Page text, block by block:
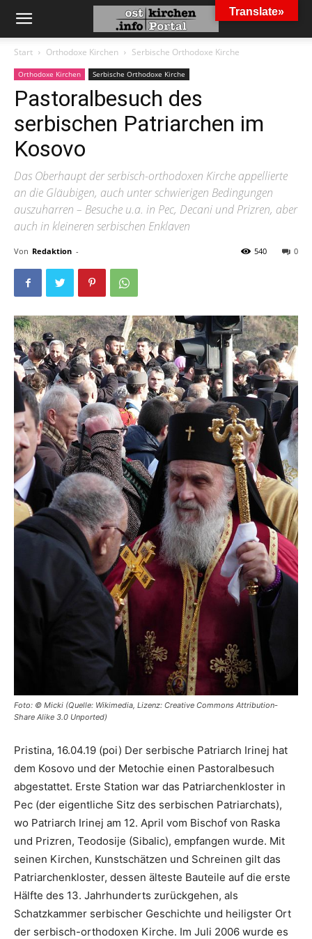
Start Orthodoxe Kirchen Serbische Orthodoxe Kirche
Orthodoxe Kirchen Serbische Orthodoxe Kirche
Pastoralbesuch des
serbischen Patriarchen im
Kosovo
Das Oberhaupt der serbisch-orthodoxen Kirche appellierte
an die Gläubigen, auch unter schwierigen Bedingungen
auszuharren – Besuche u.a. in Pec, Decani und Prizren, aber
auch in kleineren serbischen Enklaven
Von Redaktion - 0
540
Foto: © Micki (Quelle: Wikimedia, Lizenz: Creative Commons Attribution-
Share Alike 3.0 Unported)
Pristina, 16.04.19 (poi) Der serbische Patriarch Irinej hat
dem Kosovo und der Metochie einen Pastoralbesuch
abgestattet. Erste Station war das Patriarchenkloster in
Pec (der eigentliche Sitz des serbischen Patriarchats),
wo Patriarch Irinej am 12. April vom Bischof von Raska
und Prizren, Teodosije (Sibalic), empfangen wurde. Mit
seinen Kirchen, Kunstschätzen und Schreinen gilt das
Patriarchenkloster, dessen älteste Bauteile auf die erste
Hälfte des 13. Jahrhunderts zurückgehen, als
Schatzkammer serbischer Geschichte und heiligster Ort
der serbisch-orthodoxen Kirche. Im Juli 2006 wurde es
Translate»